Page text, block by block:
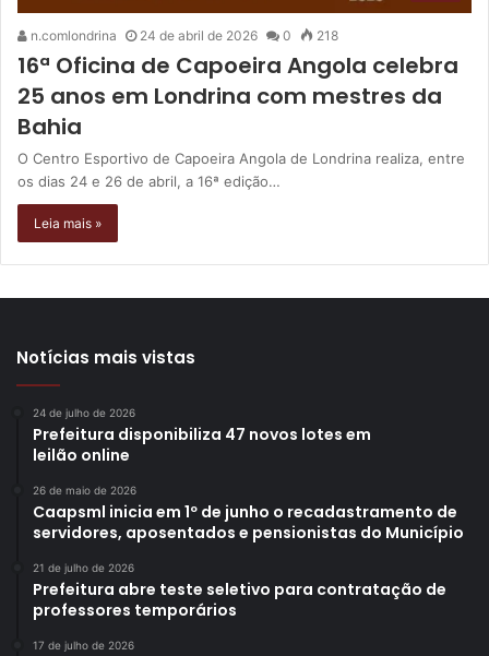
n.comlondrina 24 de abril de 2026 0 218
16ª Oficina de Capoeira Angola celebra
25 anos em Londrina com mestres da
Bahia
O Centro Esportivo de Capoeira Angola de Londrina realiza, entre
os dias 24 e 26 de abril, a 16ª edição…
Leia mais »
Notícias mais vistas
24 de julho de 2026
Prefeitura disponibiliza 47 novos lotes em
leilão online
26 de maio de 2026
Caapsml inicia em 1º de junho o recadastramento de
servidores, aposentados e pensionistas do Município
21 de julho de 2026
Prefeitura abre teste seletivo para contratação de
professores temporários
17 de julho de 2026